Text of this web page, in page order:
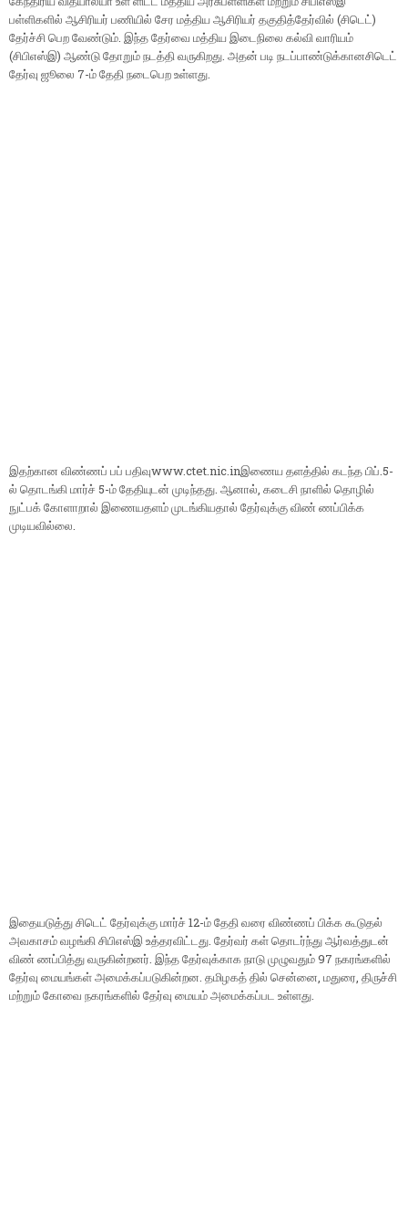
பள்ளிகளில் ஆசிரியர் பணியில் சேர மத்திய ஆசிரியர் தகுதித்தேர்வில் (சிடெட்)
தேர்ச்சி பெற வேண்டும். இந்த தேர்வை மத்திய இடைநிலை கல்வி வாரியம்
(சிபிஎஸ்இ) ஆண்டு தோறும் நடத்தி வருகிறது. அதன் படி நடப்பாண்டுக்கானசிடெட்
தேர்வு ஜூலை 7-ம் தேதி நடைபெற உள்ளது.
இதற்கான விண்ணப் பப் பதிவுwww.ctet.nic.inஇணைய தளத்தில் கடந்த பிப்.5-
ல் தொடங்கி மார்ச் 5-ம் தேதியுடன் முடிந்தது. ஆனால், கடைசி நாளில் தொழில்
நுட்பக் கோளாறால் இணையதளம் முடங்கியதால் தேர்வுக்கு விண் ணப்பிக்க
முடியவில்லை.
இதையடுத்து சிடெட் தேர்வுக்கு மார்ச் 12-ம் தேதி வரை விண்ணப் பிக்க கூடுதல்
அவகாசம் வழங்கி சிபிஎஸ்இ உத்தரவிட்டது. தேர்வர் கள் தொடர்ந்து ஆர்வத்துடன்
விண் ணப்பித்து வருகின்றனர். இந்த தேர்வுக்காக நாடு முழுவதும் 97 நகரங்களில்
தேர்வு மையங்கள் அமைக்கப்படுகின்றன. தமிழகத் தில் சென்னை, மதுரை, திருச்சி
மற்றும் கோவை நகரங்களில் தேர்வு மையம் அமைக்கப்பட உள்ளது.